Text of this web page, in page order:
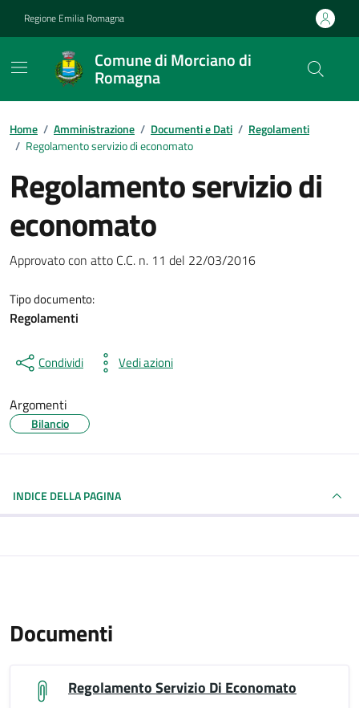
Regione Emilia Romagna
Comune di Morciano di
Romagna
Contenuti in evidenza
Home / Amministrazione / Documenti e Dati / Regolamenti
/ Regolamento servizio di economato
Regolamento servizio di
economato
Dettagli del documento
Approvato con atto C.C. n. 11 del 22/03/2016
Tipo documento:
Regolamenti
Condividi Vedi azioni
Argomenti
Bilancio
INDICE DELLA PAGINA
Documenti
Regolamento Servizio Di Economato